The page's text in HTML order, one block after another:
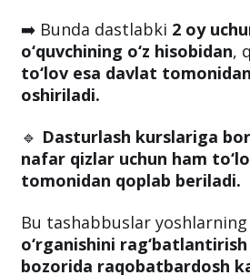
➡️ Bunda dastlabki 2 oy
o‘quvchining o‘z hisobidan,
to‘lov esa davlat
oshiriladi.
🔹 Dasturlash kurslariga
nafar qizlar uchun ham
tomonidan qoplab beriladi.
Bu tashabbuslar yoshlarning
o‘rganishini rag‘batlantirish
bozorida raqobatbardosh